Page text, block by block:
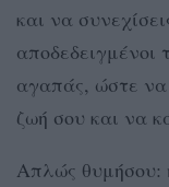
και να
αποδεδειγμένοι
αγαπάς, ώστε
ζωή σου και να
Απλώς θυμήσου: